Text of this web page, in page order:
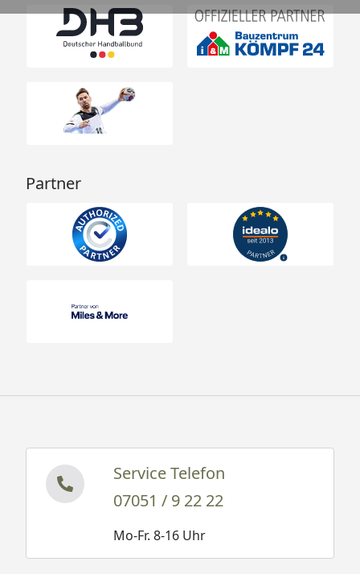
Partner
Service Telefon
07051 / 9 22 22
Mo-Fr. 8-16 Uhr